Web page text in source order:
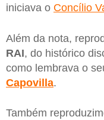
iniciava o Concílio
Além da nota,
RAI, do histórico
como lembrava o
Capovilla.
Também